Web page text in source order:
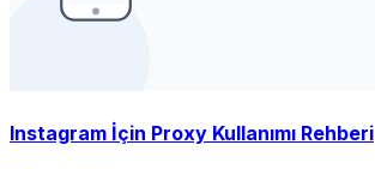
Instagram İçin Proxy Kullanımı Rehberi